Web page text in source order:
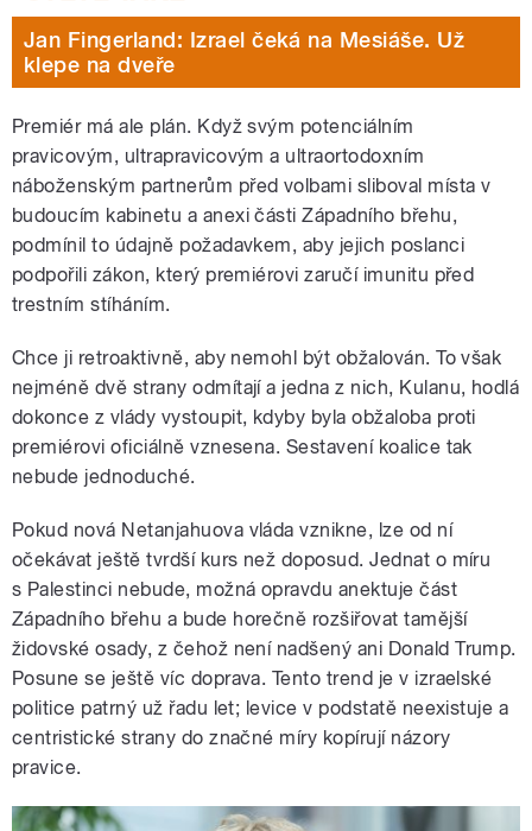
Jan Fingerland: Izrael čeká na Mesiáše. Už
klepe na dveře
Premiér má ale plán. Když svým potenciálním
pravicovým, ultrapravicovým a ultraortodoxním
náboženským partnerům před volbami sliboval místa v
budoucím kabinetu a anexi části Západního břehu,
podmínil to údajně požadavkem, aby jejich poslanci
podpořili zákon, který premiérovi zaručí imunitu před
trestním stíháním.
Chce ji retroaktivně, aby nemohl být obžalován. To však
nejméně dvě strany odmítají a jedna z nich, Kulanu, hodlá
dokonce z vlády vystoupit, kdyby byla obžaloba proti
premiérovi oficiálně vznesena. Sestavení koalice tak
nebude jednoduché.
Pokud nová Netanjahuova vláda vznikne, lze od ní
očekávat ještě tvrdší kurs než doposud. Jednat o míru
s Palestinci nebude, možná opravdu anektuje část
Západního břehu a bude horečně rozšiřovat tamější
židovské osady, z čehož není nadšený ani Donald Trump.
Posune se ještě víc doprava. Tento trend je v izraelské
politice patrný už řadu let; levice v podstatě neexistuje a
centristické strany do značné míry kopírují názory
pravice.